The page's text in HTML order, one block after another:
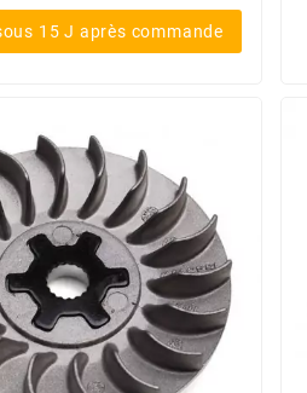
15 J après commande